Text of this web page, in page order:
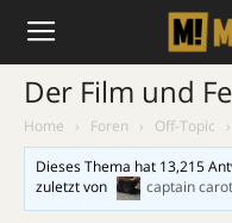
Der Film und
Home › Foren › Off-Topic ›
Dieses Thema hat 13,215
zuletzt von
captain carot